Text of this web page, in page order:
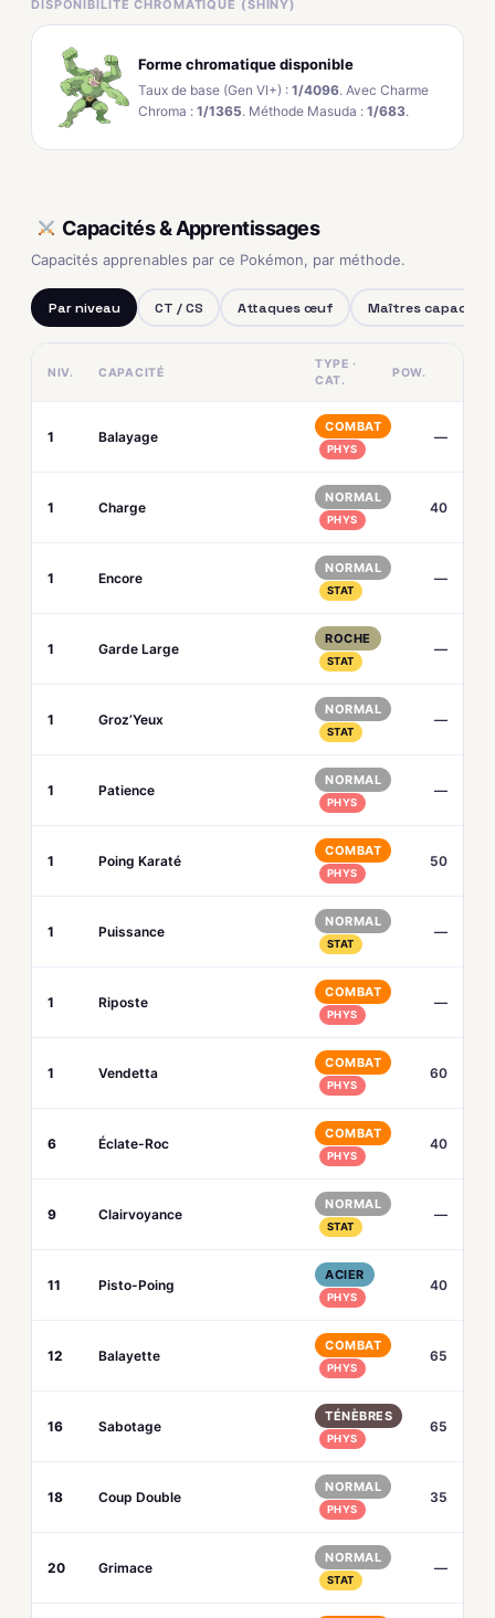
DISPONIBILITÉ CHROMATIQUE (SHINY)
Forme chromatique disponible
Taux de base (Gen VI+) : 1/4096. Avec Charme
Chroma : 1/1365. Méthode Masuda : 1/683.
Capacités & Apprentissages
Capacités apprenables par ce Pokémon, par méthode.
Par niveau CT / CS Attaques œuf Maîtres capacités
NIV. CAPACITÉ
TYPE ·
CAT.
POW.
1 Balayage
COMBAT
PHYS
—
1 Charge
NORMAL
PHYS
40
1 Encore
NORMAL
STAT
—
1 Garde Large
ROCHE
STAT
—
1 Groz’Yeux
NORMAL
STAT
—
1 Patience
NORMAL
PHYS
—
1 Poing Karaté
COMBAT
PHYS
50
1 Puissance
NORMAL
STAT
—
1 Riposte
COMBAT
PHYS
—
1 Vendetta
COMBAT
PHYS
60
6 Éclate-Roc
COMBAT
PHYS
40
9 Clairvoyance
NORMAL
STAT
—
11 Pisto-Poing
ACIER
PHYS
40
12 Balayette
COMBAT
PHYS
65
16 Sabotage
TÉNÈBRES
PHYS
65
18 Coup Double
NORMAL
PHYS
35
20 Grimace
NORMAL
STAT
—